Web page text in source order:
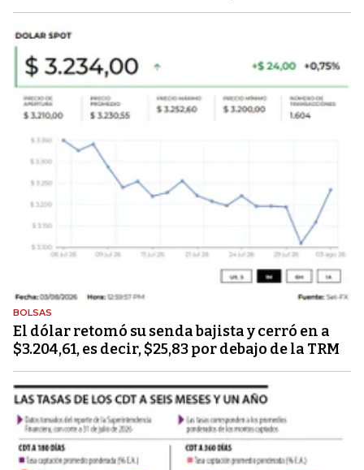
BOLSAS
El dólar retomó su senda bajista y cerró en a
$3.204,61, es decir, $25,83 por debajo de la TRM